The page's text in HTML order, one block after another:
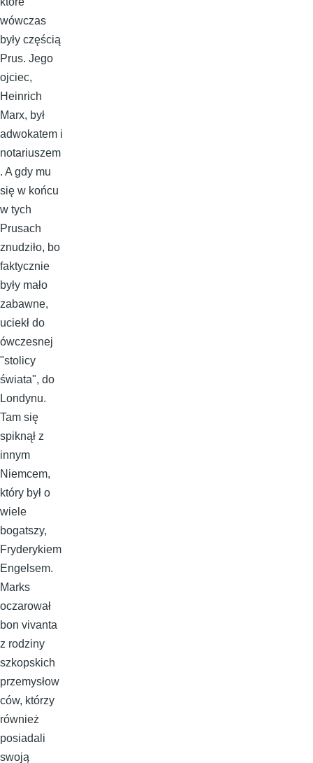
wówczas
były częścią
Prus. Jego
ojciec,
Heinrich
Marx, był
adwokatem i
notariuszem
. A gdy mu
się w końcu
w tych
Prusach
znudziło, bo
faktycznie
były mało
zabawne,
uciekł do
ówczesnej
"stolicy
świata", do
Londynu.
Tam się
spiknął z
innym
Niemcem,
który był o
wiele
bogatszy,
Fryderykiem
Engelsem.
Marks
oczarował
bon vivanta
z rodziny
szkopskich
przemysłow
ców, którzy
również
posiadali
swoją